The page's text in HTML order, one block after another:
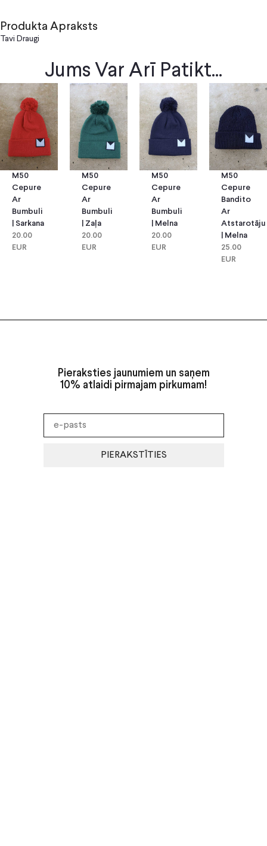
Produkta Apraksts
Tavi Draugi
Jums Var Arī Patikt...
M50
Cepure
Ar
Bumbuli
| Sarkana
20.00
EUR
M50
Cepure
Ar
Bumbuli
| Zaļa
20.00
EUR
M50
Cepure
Ar
Bumbuli
| Melna
20.00
EUR
M50
Cepure
Bandito
Ar
Atstarotāju
| Melna
25.00
EUR
Pieraksties jaunumiem un saņem
10% atlaidi pirmajam pirkumam!
PIERAKSTĪTIES